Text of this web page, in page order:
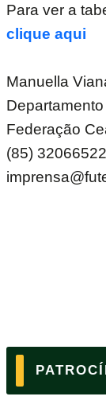
Para ver a
clique aqui
Manuella
Federação
(85) 32066522